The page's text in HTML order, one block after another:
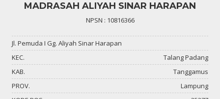
MADRASAH ALIYAH SINAR HARAPAN
NPSN : 10816366
Jl. Pemuda I Gg. Aliyah Sinar Harapan
KEC.
Talang Padang
KAB.
Tanggamus
PROV.
Lampung